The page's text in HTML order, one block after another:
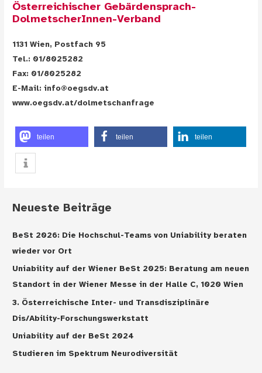
Österreichischer Gebärdensprach-
DolmetscherInnen-Verband
1131 Wien, Postfach 95
Tel.: 01/8025282
Fax: 01/8025282
E-Mail: info@oegsdv.at
www.oegsdv.at/dolmetschanfrage
teilen teilen teilen
Neueste Beiträge
BeSt 2026: Die Hochschul-Teams von Uniability beraten
wieder vor Ort
Uniability auf der Wiener BeSt 2025: Beratung am neuen
Standort in der Wiener Messe in der Halle C, 1020 Wien
3. Österreichische Inter- und Transdisziplinäre
Dis/Ability-Forschungswerkstatt
Uniability auf der BeSt 2024
Studieren im Spektrum Neurodiversität